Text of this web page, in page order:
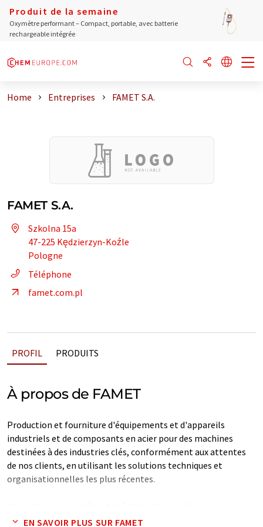
Produit de la semaine
Oxymètre performant – Compact, portable, avec batterie
rechargeable intégrée
Home Entreprises FAMET S.A.
FAMET S.A.
Szkolna 15a
47-225 Kędzierzyn-Koźle
Pologne
Téléphone
famet.com.pl
PROFIL PRODUITS
À propos de FAMET
Production et fourniture d'équipements et d'appareils
industriels et de composants en acier pour des machines
destinées à des industries clés, conformément aux attentes
de nos clients, en utilisant les solutions techniques et
organisationnelles les plus récentes.
informatique sans intervention humaine. LUMITOS propose
EN SAVOIR PLUS SUR FAMET